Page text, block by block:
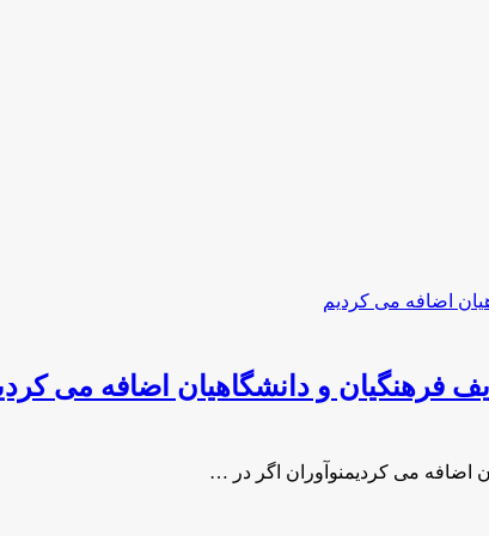
فرهنگیان و دانشگاهیان اضافه می
اضافه می کردیمنوآوران اگر در …